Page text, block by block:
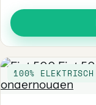
100% ELEKTRISCH